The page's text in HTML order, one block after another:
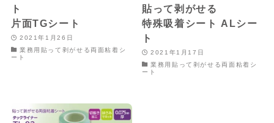
ト
片面TGシート
2021年1月26日
業務用貼って剥がせる両面粘着シ
ート
貼って剥がせる
特殊吸着シート ALシー
ト
2021年1月17日
業務用貼って剥がせる両面粘着シ
ート